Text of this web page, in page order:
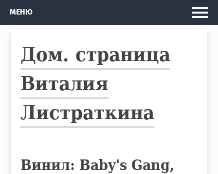
Рассказы и Повести
Изданные книги
Автобус
Кто я
МЕНЮ
Дом. страница
Виталия
Листраткина
Винил: Baby's Gang,